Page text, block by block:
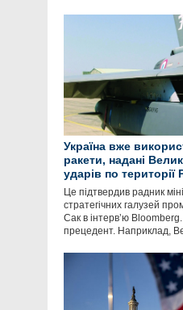
Україна вже
ракети, надані
ударів по території
Це підтвердив радник
стратегічних галузей
Сак в інтервʼю
прецедент. Наприклад,